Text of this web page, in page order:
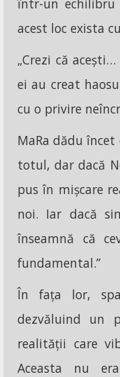
într-un echilibru
acest loc exista
„Crezi că
ei au creat
cu o privire
MaRa dădu încet
totul, dar dacă
pus în mișcare
noi. Iar dacă
înseamnă că
fundamental.”
În fața lor,
dezvăluind un
realității care
Aceasta nu